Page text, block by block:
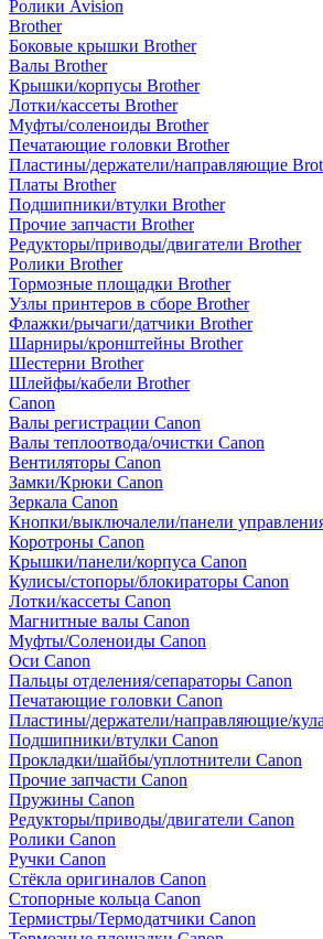
Ролики Avision
Brother
Боковые крышки Brother
Валы Brother
Крышки/корпусы Brother
Лотки/кассеты Brother
Муфты/соленоиды Brother
Печатающие головки Brother
Пластины/держатели/направляющие
Платы Brother
Подшипники/втулки Brother
Прочие запчасти Brother
Редукторы/приводы/двигатели Brother
Ролики Brother
Тормозные площадки Brother
Узлы принтеров в сборе Brother
Флажки/рычаги/датчики Brother
Шарниры/кронштейны Brother
Шестерни Brother
Шлейфы/кабели Brother
Canon
Валы регистрации Canon
Валы теплоотвода/очистки Canon
Вентиляторы Canon
Замки/Крюки Canon
Зеркала Canon
Кнопки/выключалели/панели
Коротроны Canon
Крышки/панели/корпуса Canon
Кулисы/стопоры/блокираторы Canon
Лотки/кассеты Canon
Магнитные валы Canon
Муфты/Соленоиды Canon
Оси Canon
Пальцы отделения/сепараторы Canon
Печатающие головки Canon
Пластины/держатели/направляющие/
Подшипники/втулки Canon
Прокладки/шайбы/уплотнители Canon
Прочие запчасти Canon
Пружины Canon
Редукторы/приводы/двигатели Canon
Ролики Canon
Ручки Canon
Стёкла оригиналов Canon
Стопорные кольца Canon
Термистры/Термодатчики Canon